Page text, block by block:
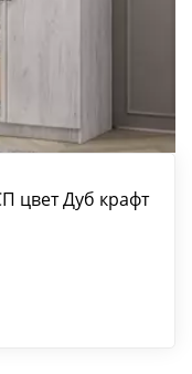
цвет Дуб крафт